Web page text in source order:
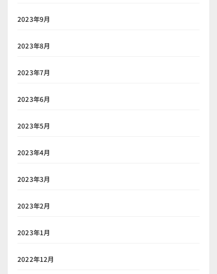
2023年9月
2023年8月
2023年7月
2023年6月
2023年5月
2023年4月
2023年3月
2023年2月
2023年1月
2022年12月